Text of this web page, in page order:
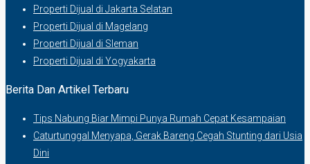
Properti Dijual di Jakarta Selatan
Properti Dijual di Magelang
Properti Dijual di Sleman
Properti Dijual di Yogyakarta
Berita Dan Artikel Terbaru
Tips Nabung Biar Mimpi Punya Rumah Cepat Kesampaian
Caturtunggal Menyapa, Gerak Bareng Cegah Stunting dari Usia
Dini